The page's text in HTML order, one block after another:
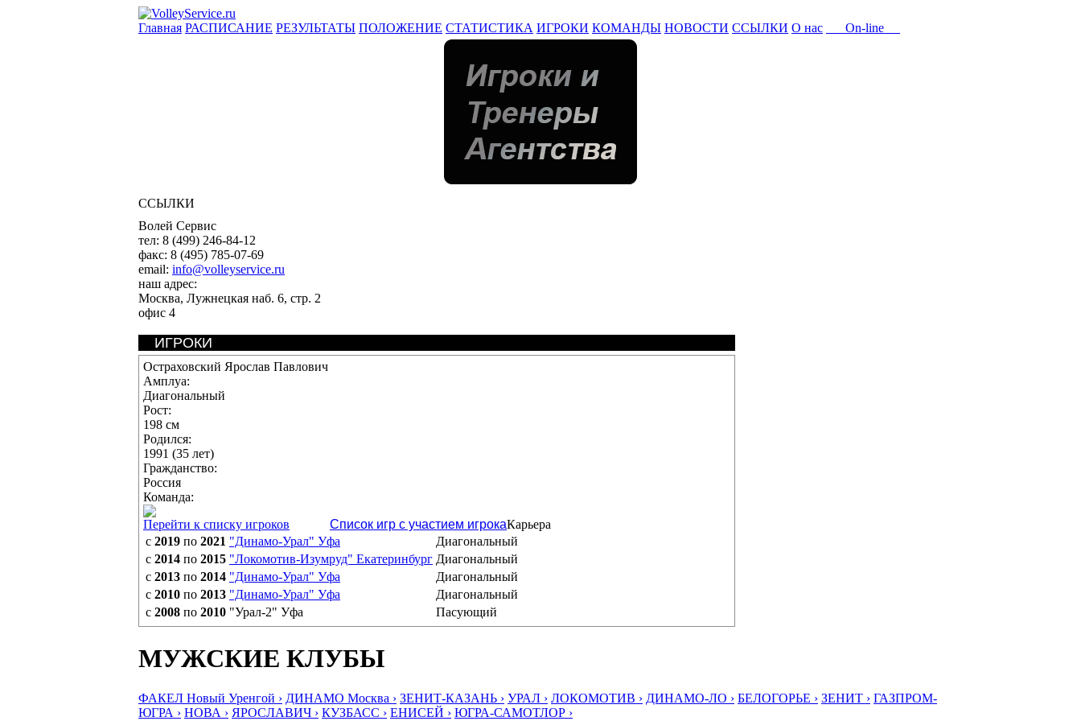
Главная РАСПИСАНИЕ РЕЗУЛЬТАТЫ ПОЛОЖЕНИЕ СТАТИСТИКА ИГРОКИ КОМАНДЫ НОВОСТИ ССЫЛКИ О нас On-line
ССЫЛКИ
Волей Сервис
тел: 8 (499) 246-84-12
факс: 8 (495) 785-07-69
email: info@volleyservice.ru
наш адрес:
Москва, Лужнецкая наб. 6, стр. 2
офис 4
ИГРОКИ
Остраховский Ярослав Павлович
Амплуа:
Диагональный
Рост:
198 см
Родился:
1991 (35 лет)
Гражданство:
Россия
Команда:
Перейти к списку игроков
Список игр с участием игрокаКарьера
с 2019 по 2021 "Динамо-Урал" Уфа
Диагональный
с 2014 по 2015 "Локомотив-Изумруд" Екатеринбург Диагональный
с 2013 по 2014 "Динамо-Урал" Уфа
Диагональный
с 2010 по 2013 "Динамо-Урал" Уфа
Диагональный
с 2008 по 2010 "Урал-2" Уфа Пасующий
МУЖСКИЕ КЛУБЫ
ФАКЕЛ Новый Уренгой › ДИНАМО Москва › ЗЕНИТ-КАЗАНЬ › УРАЛ › ЛОКОМОТИВ › ДИНАМО-ЛО › БЕЛОГОРЬЕ › ЗЕНИТ › ГАЗПРОМ-
ЮГРА › НОВА › ЯРОСЛАВИЧ › КУЗБАСС › ЕНИСЕЙ › ЮГРА-САМОТЛОР ›